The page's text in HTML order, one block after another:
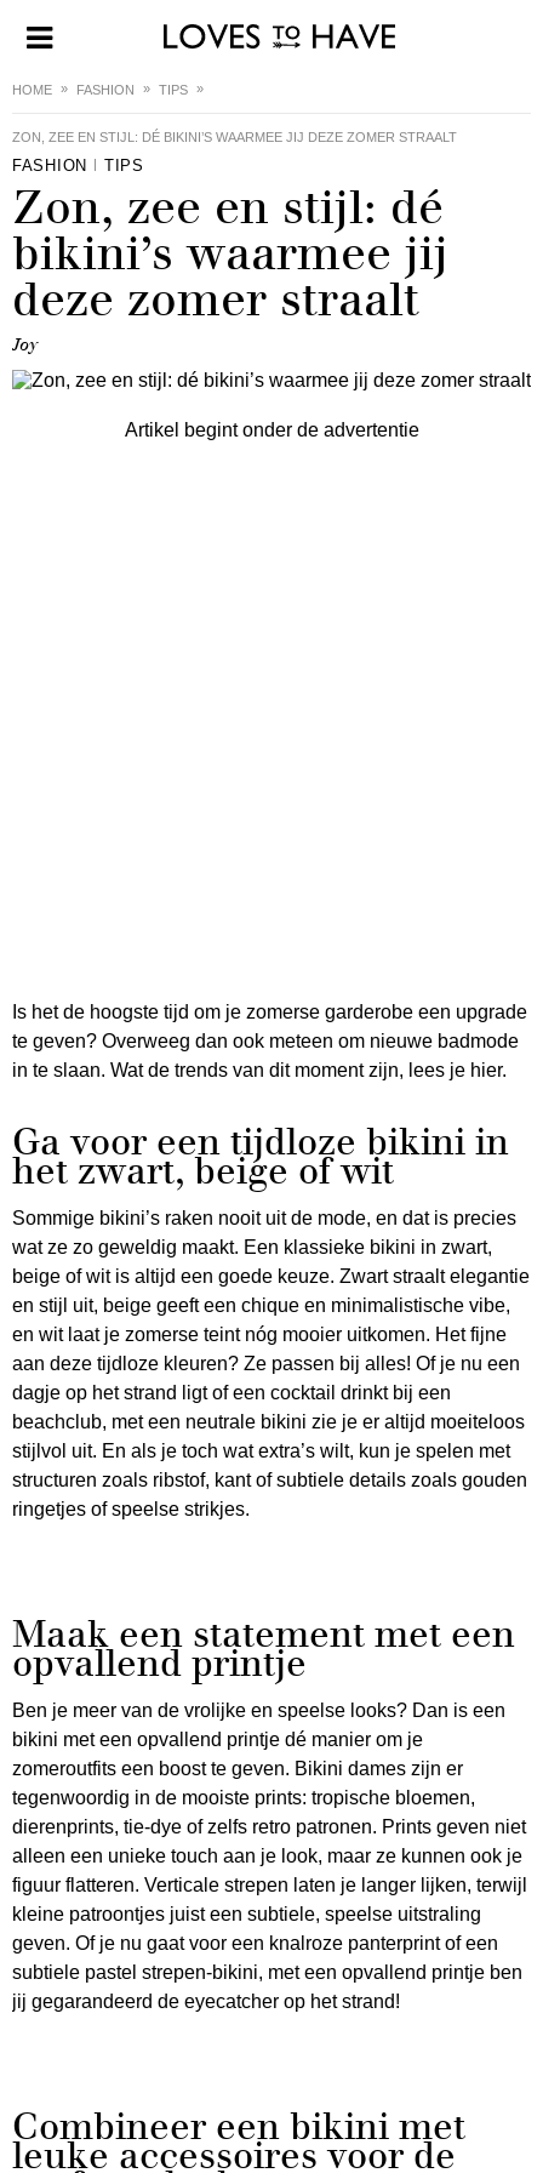
HOME FASHION TIPS
ZON, ZEE EN STIJL: DÉ BIKINI’S WAARMEE JIJ DEZE ZOMER STRAALT
FASHION TIPS
Zon, zee en stijl: dé
bikini’s waarmee jij
deze zomer straalt
Joy
Artikel begint onder de advertentie
Is het de hoogste tijd om je zomerse garderobe een upgrade
te geven? Overweeg dan ook meteen om nieuwe badmode
in te slaan. Wat de trends van dit moment zijn, lees je hier.
Ga voor een tijdloze bikini in
het zwart, beige of wit
Sommige bikini’s raken nooit uit de mode, en dat is precies
wat ze zo geweldig maakt. Een klassieke bikini in zwart,
beige of wit is altijd een goede keuze. Zwart straalt elegantie
en stijl uit, beige geeft een chique en minimalistische vibe,
en wit laat je zomerse teint nóg mooier uitkomen. Het fijne
aan deze tijdloze kleuren? Ze passen bij alles! Of je nu een
dagje op het strand ligt of een cocktail drinkt bij een
beachclub, met een neutrale bikini zie je er altijd moeiteloos
stijlvol uit. En als je toch wat extra’s wilt, kun je spelen met
structuren zoals ribstof, kant of subtiele details zoals gouden
ringetjes of speelse strikjes.
Maak een statement met een
opvallend printje
Ben je meer van de vrolijke en speelse looks? Dan is een
bikini met een opvallend printje dé manier om je
zomeroutfits een boost te geven. Bikini dames zijn er
tegenwoordig in de mooiste prints: tropische bloemen,
dierenprints, tie-dye of zelfs retro patronen. Prints geven niet
alleen een unieke touch aan je look, maar ze kunnen ook je
figuur flatteren. Verticale strepen laten je langer lijken, terwijl
kleine patroontjes juist een subtiele, speelse uitstraling
geven. Of je nu gaat voor een knalroze panterprint of een
subtiele pastel strepen-bikini, met een opvallend printje ben
jij gegarandeerd de eyecatcher op het strand!
Combineer een bikini met
leuke accessoires voor de